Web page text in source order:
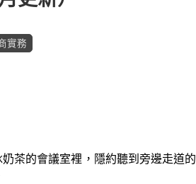
實務
茶的會議室裡，隱約聽到旁邊走道的